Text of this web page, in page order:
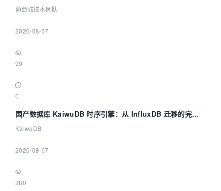
数联动全闭环
葡萄城技术团队
2026-08-07
99
0
国产数据库 KaiwuDB 时序引擎：从 InfluxDB 迁移的完整
技术路径
KaiwuDB
2026-08-07
380